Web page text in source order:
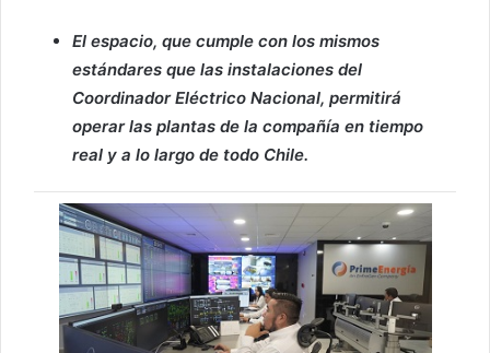
El espacio, que cumple con los mismos
estándares que las instalaciones del
Coordinador Eléctrico Nacional, permitirá
operar las plantas de la compañía en tiempo
real y a lo largo de todo Chile.